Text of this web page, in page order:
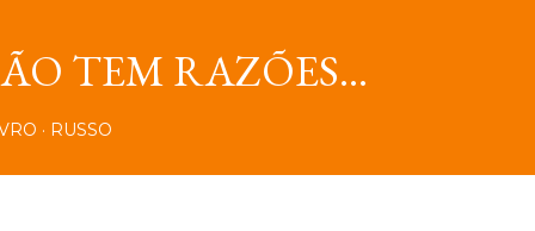
TEM RAZÕES...
RUSSO